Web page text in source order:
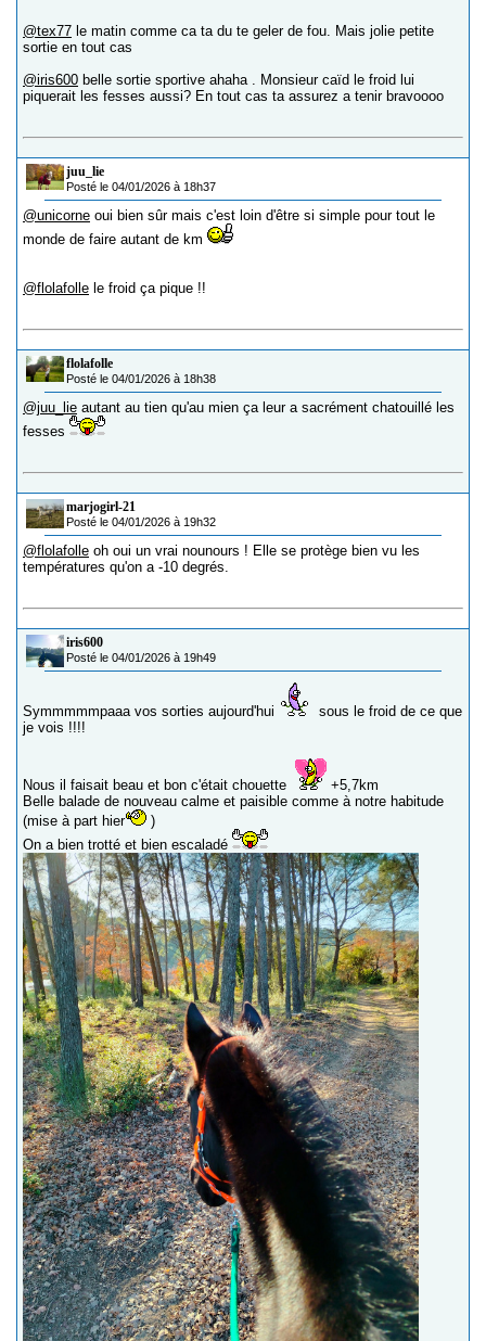
@tex77 le matin comme ca ta du te geler de fou. Mais jolie petite
sortie en tout cas
@iris600 belle sortie sportive ahaha . Monsieur caïd le froid lui
piquerait les fesses aussi? En tout cas ta assurez a tenir bravoooo
juu_lie
Posté le 04/01/2026 à 18h37
@unicorne oui bien sûr mais c'est loin d'être si simple pour tout le
monde de faire autant de km
@flolafolle le froid ça pique !!
flolafolle
Posté le 04/01/2026 à 18h38
@juu_lie autant au tien qu'au mien ça leur a sacrément chatouillé les
fesses
marjogirl-21
Posté le 04/01/2026 à 19h32
@flolafolle oh oui un vrai nounours ! Elle se protège bien vu les
températures qu'on a -10 degrés.
iris600
Posté le 04/01/2026 à 19h49
Symmmmmpaaa vos sorties aujourd'hui
sous le froid de ce que
je vois !!!!
Nous il faisait beau et bon c'était chouette
+5,7km
Belle balade de nouveau calme et paisible comme à notre habitude
(mise à part hier
)
On a bien trotté et bien escaladé